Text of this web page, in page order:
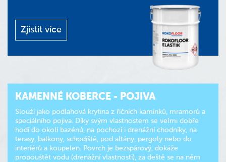
Zjistit více
KAMENNÉ KOBERCE - POJIVA
Slouží jako podlahová krytina z říčních kamínků, mramorů a
speciálního pojiva. Díky svým vlastnostem se velmi dobře
hodí do okolí bazénů, na pochozí i drenážní chodníky, na
terasy, balkony, schodiště, pod altány, pergoly nebo do
interiérů a koupelen. Povrch je bezspárový, dokáže
propouštět vodu (drenážní vlastnosti), za deště se na něm